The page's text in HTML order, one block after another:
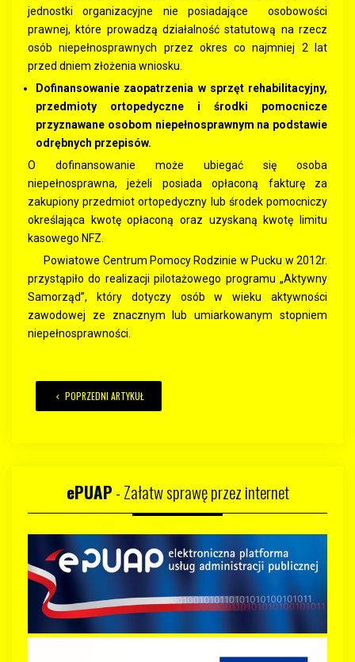
jednostki organizacyjne nie posiadające osobowości
prawnej, które prowadzą działalność statutową na rzecz
osób niepełnosprawnych przez okres co najmniej 2 lat
przed dniem złożenia wniosku.
Dofinansowanie zaopatrzenia w sprzęt rehabilitacyjny,
przedmioty ortopedyczne i środki pomocnicze
przyznawane osobom niepełnosprawnym na podstawie
odrębnych przepisów.
O dofinansowanie może ubiegać się osoba
niepełnosprawna, jeżeli posiada opłaconą fakturę za
zakupiony przedmiot ortopedyczny lub środek pomocniczy
określająca kwotę opłaconą oraz uzyskaną kwotę limitu
kasowego NFZ.
Powiatowe Centrum Pomocy Rodzinie w Pucku w 2012r.
przystąpiło do realizacji pilotażowego programu „Aktywny
Samorząd”, który dotyczy osób w wieku aktywności
zawodowej ze znacznym lub umiarkowanym stopniem
niepełnosprawności.
POPRZEDNI ARTYKUŁ
ePUAP- Załatw sprawę przez internet